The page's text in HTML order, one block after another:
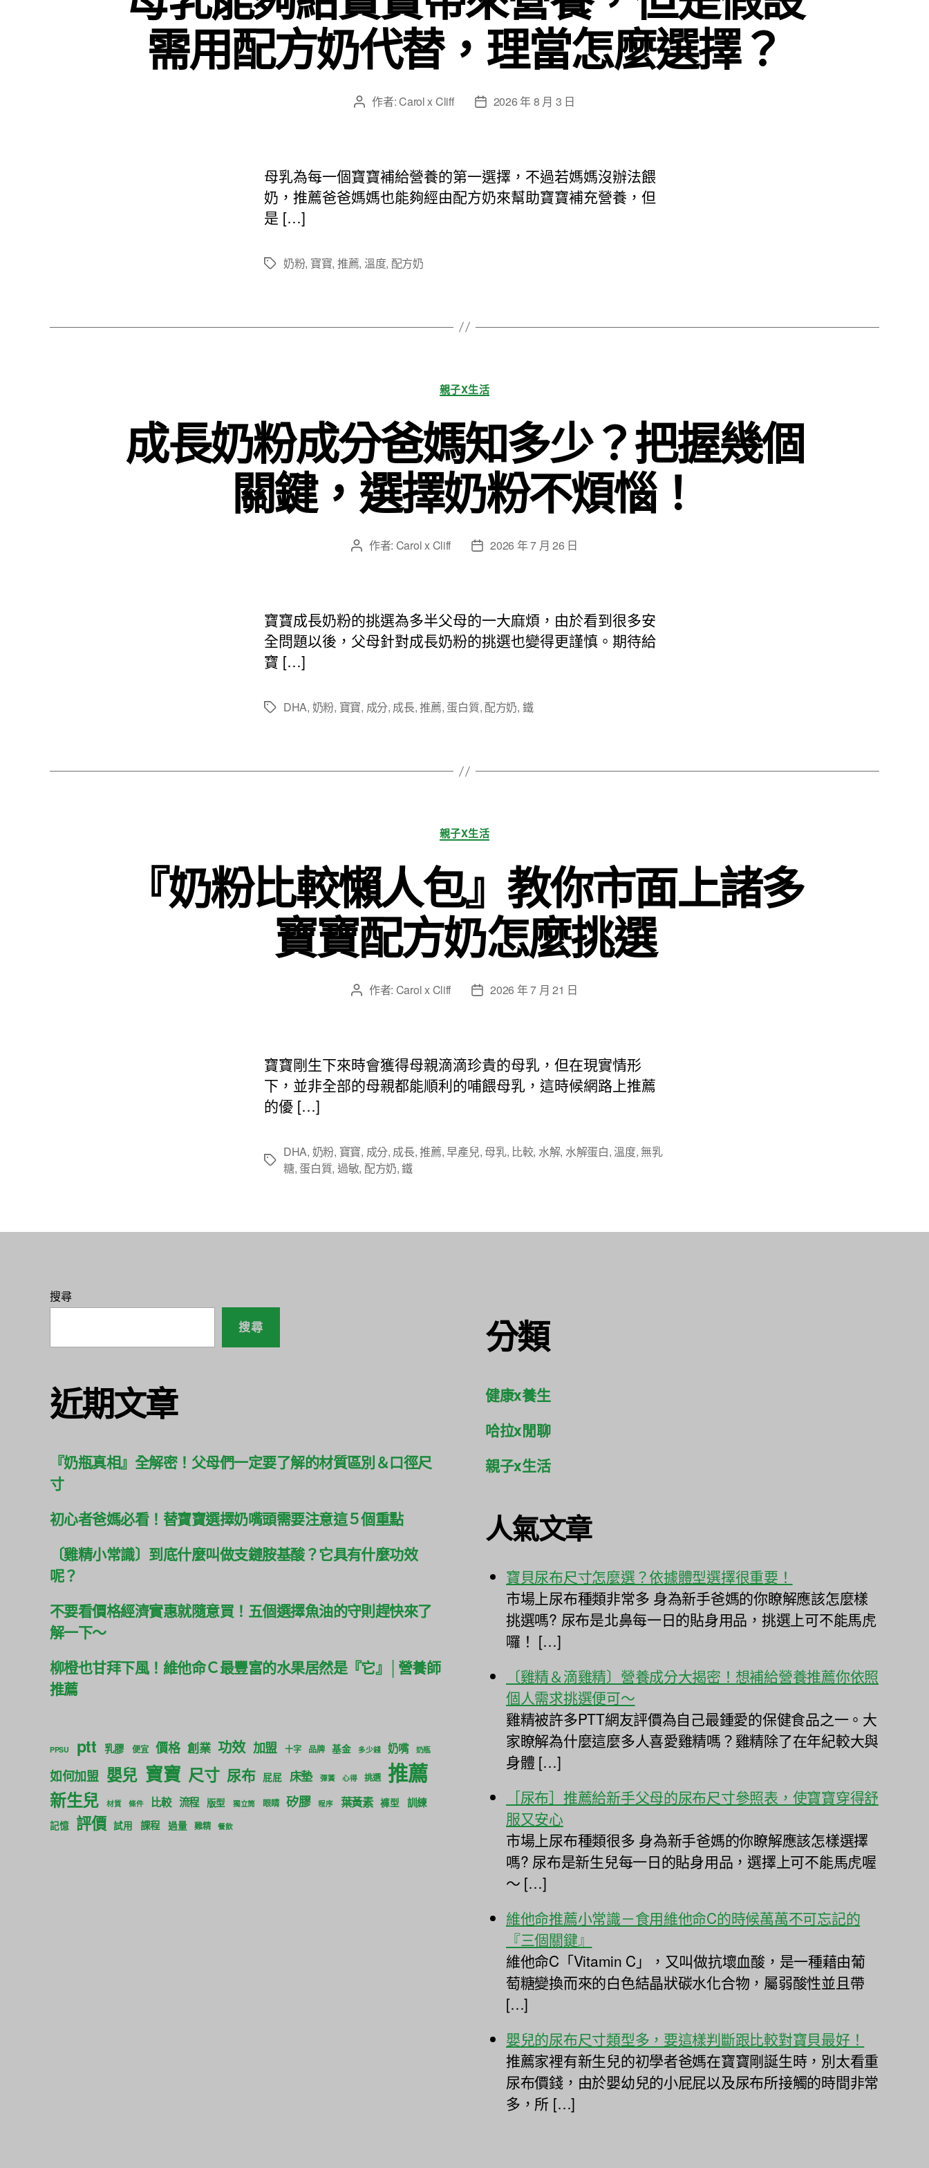
需用配方奶代替，理當怎麼選擇？
文 作者:Carol x Cliff
文
日
期
2026 年 8 月 3 日
母乳為每一個寶寶補給營養的第一選擇，不過若媽媽沒辦法餵
奶，推薦爸爸媽媽也能夠經由配方奶來幫助寶寶補充營養，但
是 […]
標 奶粉, 寶寶, 推薦, 溫度, 配方奶
分
類
親子X生活
成長奶粉成分爸媽知多少？把握幾個
關鍵，選擇奶粉不煩惱！
文 作者: Carol x Cliff
文
日
期
2026 年 7 月 26 日
寶寶成長奶粉的挑選為多半父母的一大麻煩，由於看到很多安
全問題以後，父母針對成長奶粉的挑選也變得更謹慎。期待給
寶 […]
標
DHA, 奶粉, 寶寶, 成分, 成長,推薦,蛋白質,配方奶, 鐵
分
類
親子X生活
『奶粉比較懶人包』教你市面上諸多
寶寶配方奶怎麼挑選
文 作者: Carol x Cliff
文
日
期
2026 年 7 月 21 日
寶寶剛生下來時會獲得母親滴滴珍貴的母乳，但在現實情形
下，並非全部的母親都能順利的哺餵母乳，這時候網路上推薦
的優 […]
標
DHA, 奶粉, 寶寶, 成分, 成長,推薦,早產兒, 母乳, 比較, 水解, 水解蛋白, 溫度, 無乳
糖,蛋白質, 過敏, 配方奶,鐵
搜尋
搜尋
近期文章
『奶瓶真相』全解密！父母們一定要了解的材質區別＆口徑尺
寸
初心者爸媽必看！替寶寶選擇奶嘴頭需要注意這５個重點
〔雞精小常識〕到底什麼叫做支鏈胺基酸？它具有什麼功效
呢？
不要看價格經濟實惠就隨意買！五個選擇魚油的守則趕快來了
解一下～
柳橙也甘拜下風！維他命Ｃ最豐富的水果居然是『它』│營養師
推薦
PPSU ptt 乳膠 便宜 價格 創業 功效 加盟 十字 品牌 基金 多少錢 奶嘴 奶瓶
如何加盟 嬰兒 寶寶 尺寸 尿布 屁屁 床墊 彈簧 心得 挑選 推薦
新生兒 材質 條件 比較 流程 版型 獨立筒 眼睛 矽膠 程序 葉黃素 褲型 訓練
記憶 評價 試用 課程 過量 雞精 餐飲
分類
健康x養生
哈拉x閒聊
親子x生活
人氣文章
寶貝尿布尺寸怎麼選？依據體型選擇很重要！
市場上尿布種類非常多 身為新手爸媽的你瞭解應該怎麼樣
挑選嗎? 尿布是北鼻每一日的貼身用品，挑選上可不能馬虎
囉！ […]
〔雞精＆滴雞精〕營養成分大揭密！想補給營養推薦你依照
個人需求挑選便可～
雞精被許多PTT網友評價為自己最鍾愛的保健食品之一。大
家瞭解為什麼這麼多人喜愛雞精嗎？雞精除了在年紀較大與
身體 […]
［尿布］推薦給新手父母的尿布尺寸參照表，使寶寶穿得舒
服又安心
市場上尿布種類很多 身為新手爸媽的你瞭解應該怎樣選擇
嗎? 尿布是新生兒每一日的貼身用品，選擇上可不能馬虎喔
～ […]
維他命推薦小常識－食用維他命C的時候萬萬不可忘記的
『三個關鍵』
維他命C「Vitamin C」，又叫做抗壞血酸，是一種藉由葡
萄糖變換而來的白色結晶狀碳水化合物，屬弱酸性並且帶
[…]
嬰兒的尿布尺寸類型多，要這樣判斷跟比較對寶貝最好！
推薦家裡有新生兒的初學者爸媽在寶寶剛誕生時，別太看重
尿布價錢，由於嬰幼兒的小屁屁以及尿布所接觸的時間非常
多，所 […]